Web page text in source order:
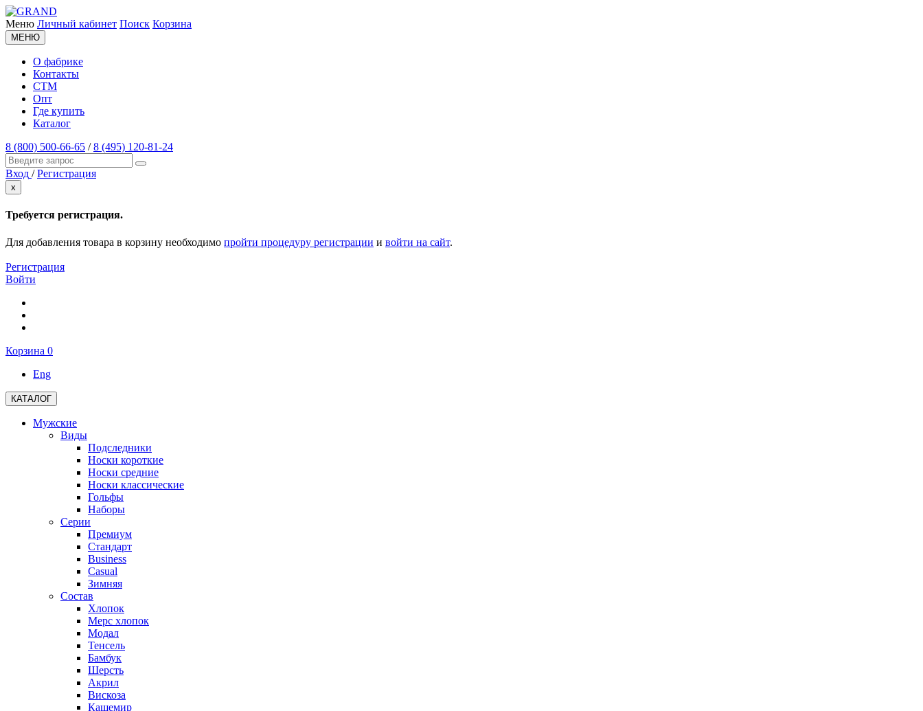
Меню Личный кабинет Поиск Корзина
МЕНЮ
О фабрике
Контакты
СТМ
Опт
Где купить
Каталог
8 (800) 500-66-65 /8 (495) 120-81-24
Вход / Регистрация
x
Требуется регистрация.
Для добавления товара в корзину необходимо пройти процедуру регистрации и войти на сайт.
Регистрация
Войти
Корзина 0
Eng
КАТАЛОГ
Мужские
Виды
Подследники
Носки короткие
Носки средние
Носки классические
Гольфы
Наборы
Серии
Премиум
Стандарт
Business
Casual
Зимняя
Состав
Хлопок
Мерс хлопок
Модал
Тенсель
Бамбук
Шерсть
Акрил
Вискоза
Кашемир